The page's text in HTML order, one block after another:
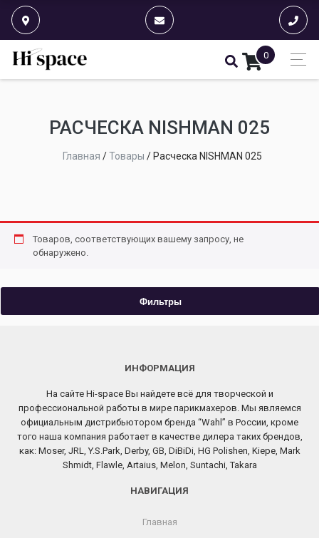
0
РАСЧЕСКА NISHMAN 025
Главная /Товары / Расческа NISHMAN 025
Товаров, соответствующих вашему запросу, не
обнаружено.
Фильтры
ИНФОРМАЦИЯ
На сайте Hi-space Вы найдете всё для творческой и
профессиональной работы в мире парикмахеров. Мы являемся
официальным дистрибьютором бренда “Wahl” в России, кроме
того наша компания работает в качестве дилера таких брендов,
как: Moser, JRL, Y.S.Park, Derby, GB, DiBiDi, HG Polishen, Kiepe, Mark
Shmidt, Flawle, Artaius, Melon, Suntachi, Takara
НАВИГАЦИЯ
Главная